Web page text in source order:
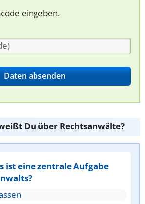
eingeben.
Du über Rechtsanwälte?
ist eine zentrale Aufgabe